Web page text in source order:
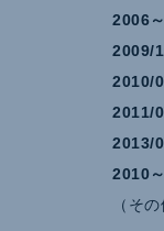
2006
2009/
2010/
2011/
2013/
2010～
（そ